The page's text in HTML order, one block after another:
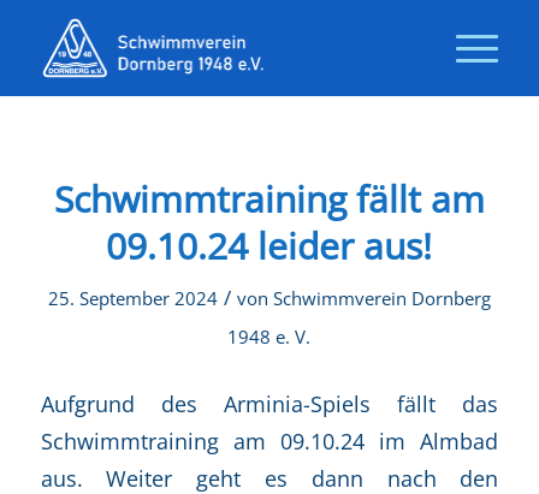
Schwimmtraining fällt am
09.10.24 leider aus!
25. September 2024 / von Schwimmverein Dornberg
1948 e. V.
Aufgrund des Arminia-Spiels fällt das
Schwimmtraining am 09.10.24 im Almbad
aus. Weiter geht es dann nach den